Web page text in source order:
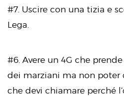
#7. Uscire con una tizia e
Lega.
#6. Avere un 4G che
dei marziani ma non poter
che devi chiamare perché